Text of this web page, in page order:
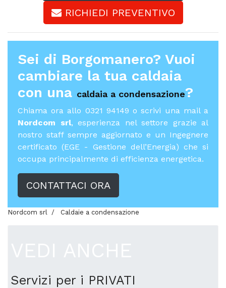
RICHIEDI PREVENTIVO
Sei di Borgomanero? Vuoi
cambiare la tua caldaia
con una caldaia a condensazione?
Chiama ora allo 0321 94149 o scrivi una mail a
Nordcom srl, esperienza nel settore grazie al
nostro staff sempre aggiornato e un Ingegnere
certificato (EGE - Gestione dell’Energia) che si
occupa principalmente di efficienza energetica.
CONTATTACI ORA
Nordcom srl Caldaie a condensazione
Servizi per i PRIVATI